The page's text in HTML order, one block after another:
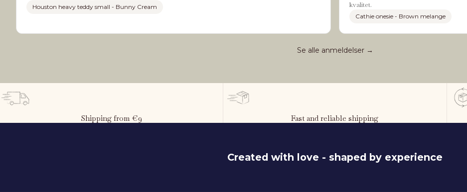
Houston heavy teddy small - Bunny Cream
kvalitet.
Cathie onesie - Brown melange
Se alle anmeldelser →
Shipping from €9 Fast and reliable shipping
Created with love - shaped by experience